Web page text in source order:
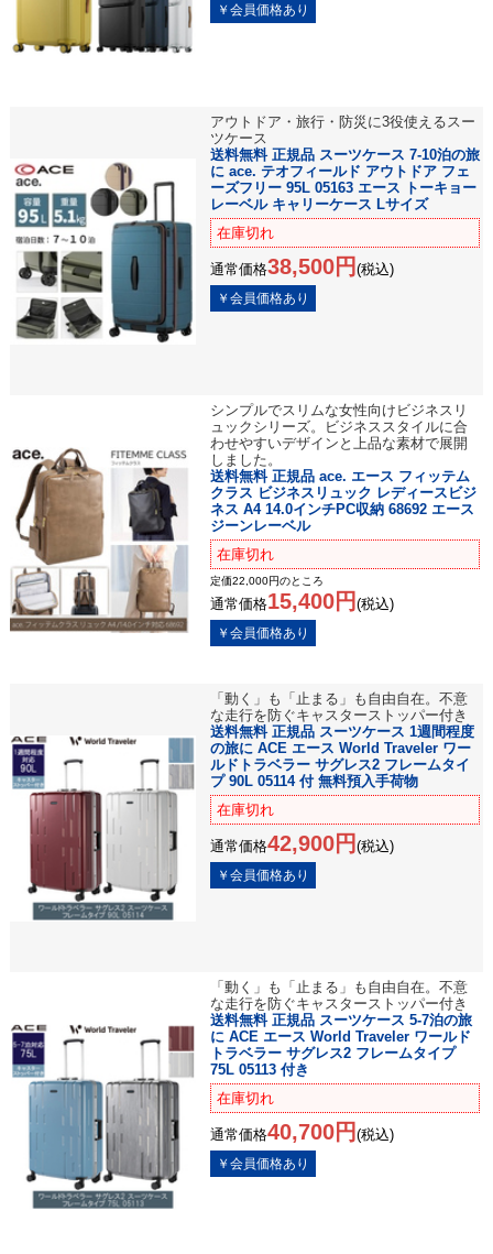
アウトドア・旅行・防災に3役使えるスー
ツケース
送料無料 正規品 スーツケース 7-10泊の旅
に ace. テオフィールド アウトドア フェ
ーズフリー 95L 05163 エース トーキョー
レーベル キャリーケース Lサイズ
在庫切れ
通常価格38,500円 (税込)
シンプルでスリムな女性向けビジネスリ
ュックシリーズ。
ビジネススタイルに合
わせやすいデザインと上品な素材で展開
しました。
送料無料 正規品 ace. エース フィッテム
クラス ビジネスリュック レディースビジ
ネス A4 14.0インチPC収納 68692 エース
ジーンレーベル
在庫切れ
定価22,000円のところ
通常価格15,400円 (税込)
「動く」も「止まる」も自由自在。不意
な走行を防ぐキャスターストッパー付き
送料無料 正規品 スーツケース 1週間程度
の旅に ACE エース World Traveler ワー
ルドトラベラー サグレス2 フレームタイ
プ 90L 05114 付 無料預入手荷物
在庫切れ
通常価格42,900円 (税込)
「動く」も「止まる」も自由自在。不意
な走行を防ぐキャスターストッパー付き
送料無料 正規品 スーツケース 5-7泊の旅
に ACE エース World Traveler ワールド
トラベラー サグレス2 フレームタイプ
75L 05113 付き
在庫切れ
通常価格40,700円 (税込)